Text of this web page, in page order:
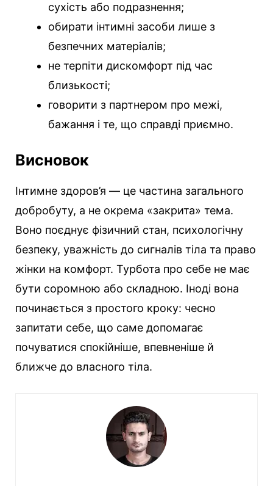
сухість або подразнення;
обирати інтимні засоби лише з
безпечних матеріалів;
не терпіти дискомфорт під час
близькості;
говорити з партнером про межі,
бажання і те, що справді приємно.
Висновок
Інтимне здоров’я — це частина загального
добробуту, а не окрема «закрита» тема.
Воно поєднує фізичний стан, психологічну
безпеку, уважність до сигналів тіла та право
жінки на комфорт. Турбота про себе не має
бути соромною або складною. Іноді вона
починається з простого кроку: чесно
запитати себе, що саме допомагає
почуватися спокійніше, впевненіше й
ближче до власного тіла.